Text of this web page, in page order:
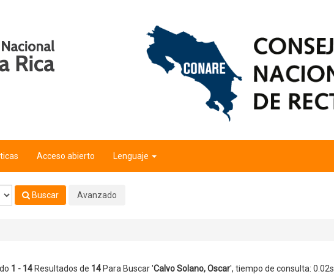
Acceso abierto Lenguaje
Buscar Avanzado
1 - 14Resultados de 14Para Buscar 'Calvo Solano, Oscar', tiempo de consulta: 0.02s